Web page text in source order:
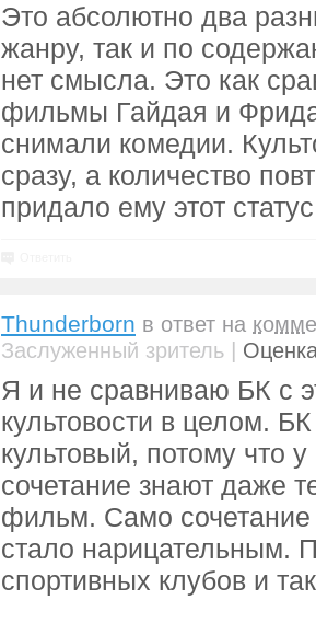
Это абсолютно два
жанру, так и по
нет смысла. Это как
фильмы Гайдая и
снимали комедии.
сразу, а количество
придало ему этот
Thunderborn в ответ на
Заслуженный зритель |
Я и не сравниваю БК с
культовости в целом.
культовый, потому что
сочетание знают даже
фильм. Само сочетание
стало нарицательным.
спортивных клубов и